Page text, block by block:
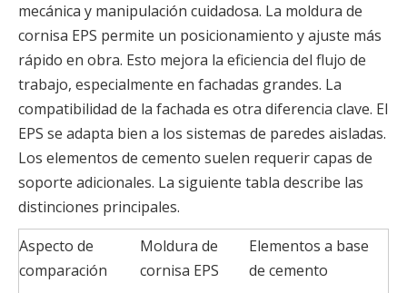
mecánica y manipulación cuidadosa. La moldura de
cornisa EPS permite un posicionamiento y ajuste más
rápido en obra. Esto mejora la eficiencia del flujo de
trabajo, especialmente en fachadas grandes. La
compatibilidad de la fachada es otra diferencia clave. El
EPS se adapta bien a los sistemas de paredes aisladas.
Los elementos de cemento suelen requerir capas de
soporte adicionales. La siguiente tabla describe las
distinciones principales.
Aspecto de
comparación
Moldura de
cornisa EPS
Elementos a base
de cemento